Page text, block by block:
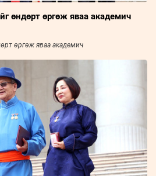
өндөрт өргөж яваа академич
Улсынхаа нэрийг өндөрт өргөж яваа академич